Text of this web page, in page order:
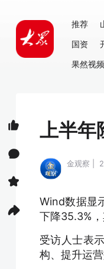
推荐
国资
果然视频
上半年
金观察 |
Wind数据显
下降35.3%，
受访人士表
构、提升运